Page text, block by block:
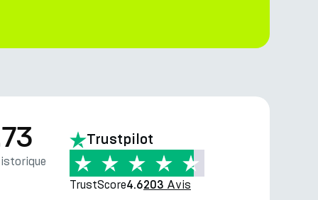
Trustpilot
TrustScore4.6203 Avis